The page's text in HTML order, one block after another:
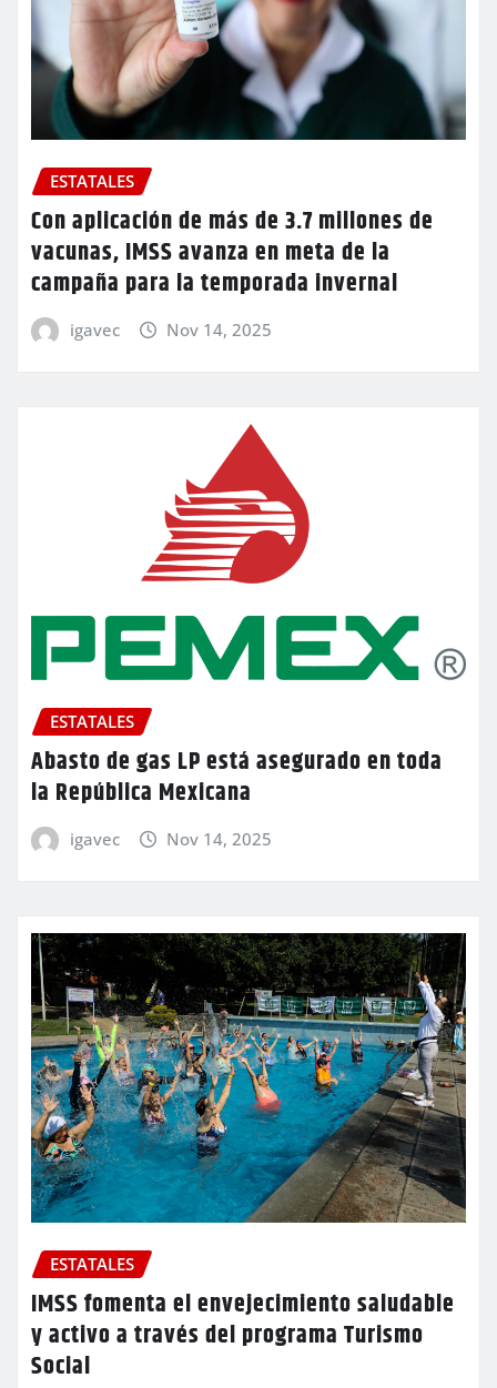
ESTATALES
Con aplicación de más de 3.7 millones de
vacunas, IMSS avanza en meta de la
campaña para la temporada invernal
igavec Nov 14, 2025
ESTATALES
Abasto de gas LP está asegurado en toda
la República Mexicana
igavec Nov 14, 2025
ESTATALES
IMSS fomenta el envejecimiento saludable
y activo a través del programa Turismo
Social